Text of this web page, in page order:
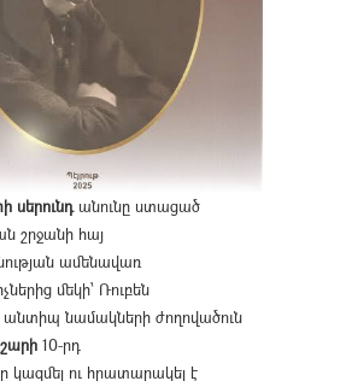
սերունդանունը ստացած
շրջանի հայ
ամենավառ
մեկի՝ Ռուբեն
նամակների ժողովածուն
10-րդ
կազմել ու հրատարակել է